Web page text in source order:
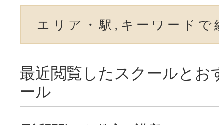
エリア・駅,キーワードで
最近閲覧したスクールとお
ール